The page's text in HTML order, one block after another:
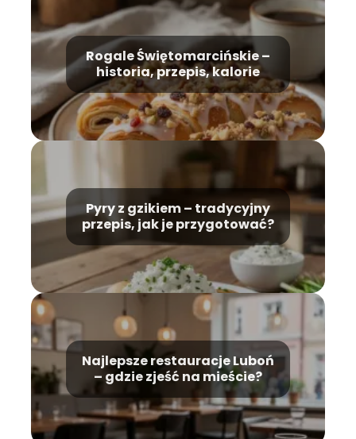
Rogale Świętomarcińskie –
historia, przepis, kalorie
Pyry z gzikiem – tradycyjny
przepis, jak je przygotować?
Najlepsze restauracje Luboń
– gdzie zjeść na mieście?